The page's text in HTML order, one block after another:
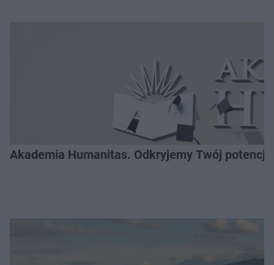
Akademia Humanitas. Odkryjemy Twój